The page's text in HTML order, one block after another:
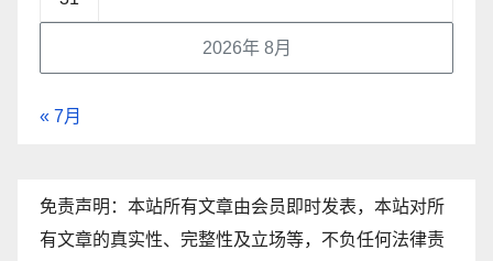
2026年 8月
« 7月
免责声明：本站所有文章由会员即时发表，本站对所
有文章的真实性、完整性及立场等，不负任何法律责